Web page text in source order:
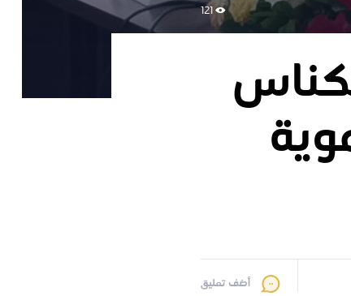
121
أضف تعليق